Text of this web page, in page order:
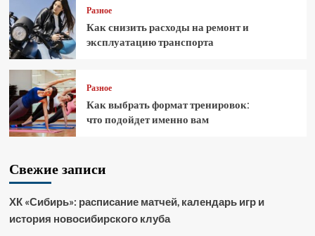
Разное
Как снизить расходы на ремонт и
эксплуатацию транспорта
Разное
Как выбрать формат тренировок:
что подойдет именно вам
Свежие записи
ХК «Сибирь»: расписание матчей, календарь игр и
история новосибирского клуба